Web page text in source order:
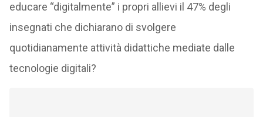
educare “digitalmente” i propri allievi il 47% degli
insegnati che dichiarano di svolgere
quotidianamente attività didattiche mediate dalle
tecnologie digitali?